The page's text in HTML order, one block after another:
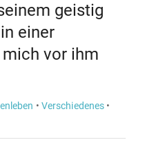
geistig
einer
vor ihm
• Verschiedenes •